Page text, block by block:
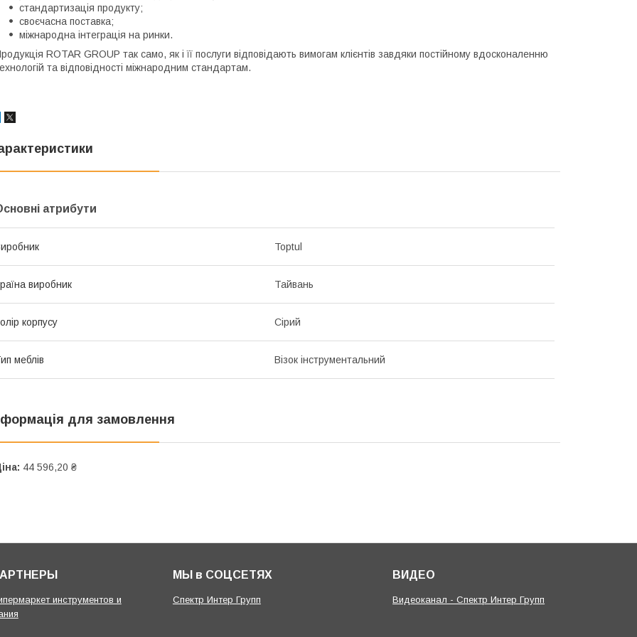
стандартизація продукту;
своєчасна поставка;
міжнародна інтеграція на ринки.
ROTAR GROUP так само, як і її послуги відповідають вимогам клієнтів завдяки постійному вдосконаленню
та відповідності міжнародним стандартам.
атрибути
Toptul
виробник Тайвань
корпусу Сірий
меблів Візок інструментальний
для замовлення
44 596,20 ₴
инструментов и
МЫ в СОЦСЕТЯХ
Спектр Интер Групп
ВИДЕО
Видеоканал - Спектр Интер Групп